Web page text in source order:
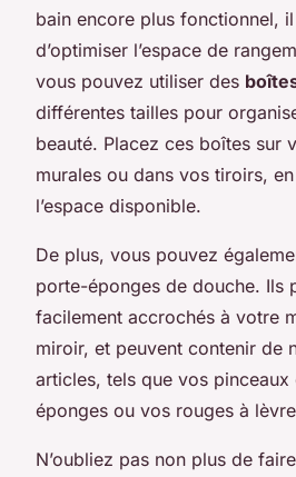
bain encore plus fonctionnel,
d’optimiser l’espace de
vous pouvez utiliser des
différentes tailles pour
beauté. Placez ces boîtes sur
murales ou dans vos tiroirs,
l’espace disponible.
De plus, vous pouvez
porte-éponges de douche. Ils
facilement accrochés à votre
miroir, et peuvent contenir de
articles, tels que vos
éponges ou vos rouges à
N’oubliez pas non plus de